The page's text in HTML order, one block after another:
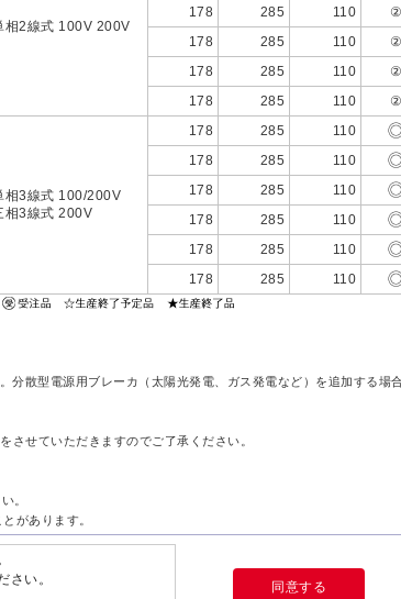
相2線式 100V 200V
178 285 110 ②
178 285 110 ②
178 285 110 ②
178 285 110 ②
相3線式 100/200V
相3線式 200V
178 285 110
178 285 110
178 285 110
178 285 110
178 285 110
178 285 110
分散型電源用ブレーカ（太陽光発電、ガス発電など）を追加する場
させていただきますのでご了承ください。
。
があります。
さい。
同意する